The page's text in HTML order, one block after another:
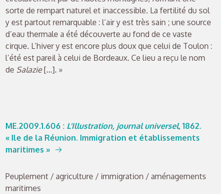
sorte de rempart naturel et inaccessible. La fertilité du sol
y est partout remarquable : l’air y est très sain ; une source
d’eau thermale a été découverte au fond de ce vaste
cirque. L’hiver y est encore plus doux que celui de Toulon :
l’été est pareil à celui de Bordeaux. Ce lieu a reçu le nom
de Salazie[…]. »
ME.2009.1.606 : L’Illustration, journal universel, 1862.
« Ile de la Réunion. Immigration et établissements
maritimes »
Peuplement / agriculture / immigration / aménagements
maritimes